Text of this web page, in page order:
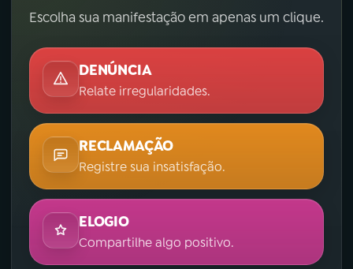
Escolha sua manifestação em apenas um clique.
DENÚNCIA
Relate irregularidades.
RECLAMAÇÃO
Registre sua insatisfação.
ELOGIO
Compartilhe algo positivo.